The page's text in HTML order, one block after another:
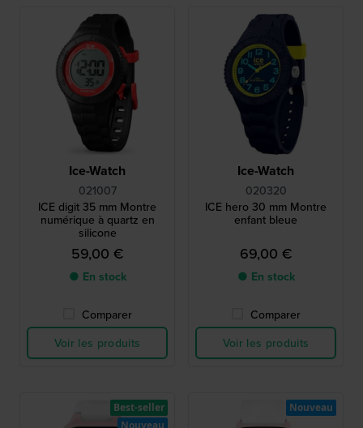
Ice-Watch
021007
ICE digit 35 mm Montre
numérique à quartz en
silicone
59,00 €
● En stock
Comparer
Voir les produits
Ice-Watch
020320
ICE hero 30 mm Montre
enfant bleue
69,00 €
● En stock
Comparer
Voir les produits
Best-seller
Nouveau
Nouveau